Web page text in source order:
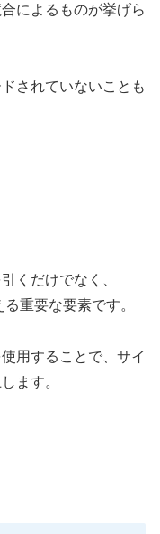
によるものが挙げら
されていないことも
くだけでなく、
重要な要素です。
用することで、サイ
ます。